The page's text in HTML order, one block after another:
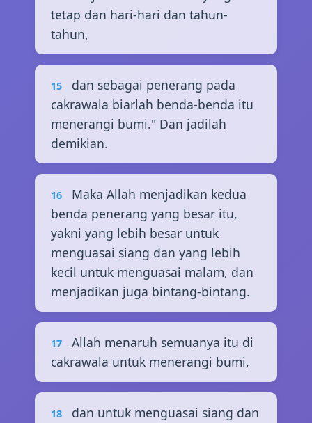
tetap dan hari-hari dan tahun-
tahun,
15
dan sebagai penerang pada
cakrawala biarlah benda-benda itu
menerangi bumi." Dan jadilah
demikian.
16
Maka Allah menjadikan kedua
benda penerang yang besar itu,
yakni yang lebih besar untuk
menguasai siang dan yang lebih
kecil untuk menguasai malam, dan
menjadikan juga bintang-bintang.
17
Allah menaruh semuanya itu di
cakrawala untuk menerangi bumi,
18
dan untuk menguasai siang dan